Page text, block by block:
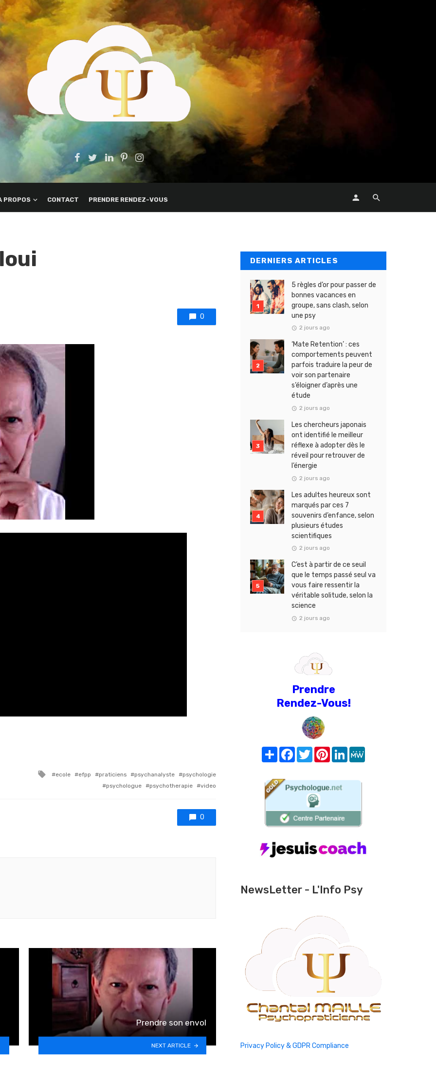
PROPOS CONTACT PRENDRE RENDEZ-VOUS
0
Tagged with
ecole efpp praticiens psychanalyste
psychologie
psychologue
psychotherapie video
0
Prendre son envol
NEXT ARTICLE
DERNIERS ARTICLES
5 règles d’or pour passer de
bonnes vacances en
groupe, sans clash, selon
une psy
2 jours ago
‘Mate Retention’ : ces
comportements peuvent
parfois traduire la peur de
voir son partenaire
s’éloigner d’après une
étude
2 jours ago
Les chercheurs japonais
ont identifié le meilleur
réflexe à adopter dès le
réveil pour retrouver de
l’énergie
2 jours ago
Les adultes heureux sont
marqués par ces 7
souvenirs d’enfance, selon
plusieurs études
scientifiques
2 jours ago
C’est à partir de ce seuil
que le temps passé seul va
vous faire ressentir la
véritable solitude, selon la
science
2 jours ago
Prendre
Rendez-Vous!
Share FacebookTwitterPinterest
LinkedIn
NewsLetter - L'Info Psy
Privacy Policy & GDPR Compliance